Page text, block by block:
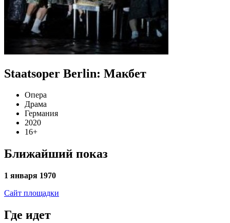
Staatsoper Berlin: Макбет
Опера
Драма
Германия
2020
16+
Ближайший показ
1 января 1970
Сайт площадки
Где идет